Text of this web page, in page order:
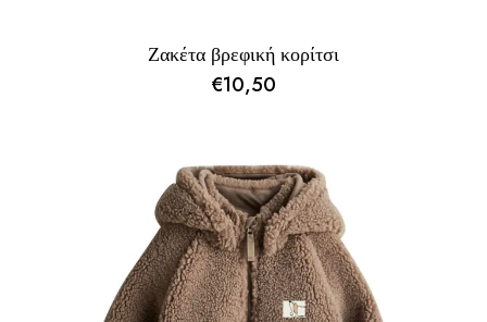
Ζακέτα βρεφική κορίτσι
€10,50